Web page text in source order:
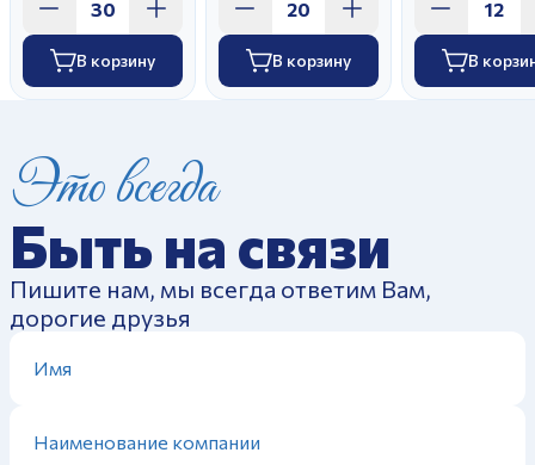
В корзину В корзину В
Это всегда
Быть на связи
Пишите нам, мы всегда ответим Вам,
дорогие друзья